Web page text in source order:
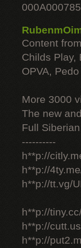
000A000785
Content
Childs Play,
OPVA,
More 3000
The new
Full
----------
h**p://
h**p://
h**p://tt.vg/
h**p://
h**p://
h**p://